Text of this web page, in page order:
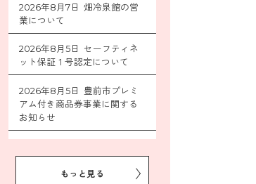
2026年8月7日 畑冷泉館の営
業について
2026年8月5日 セーフティネ
ット保証１号認定について
2026年8月5日 豊前市プレミ
アム付き商品券事業に関する
お知らせ
ン作戦参加者募集
もっと見る